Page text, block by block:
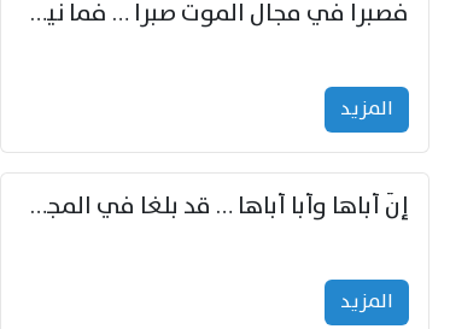
فصبرا في مجال الموت صبرا … فما نيل الخلود بمستطاع
المزید
إنّ أباها وأبا أباها … قد بلغا في المجد غايتاها
المزید